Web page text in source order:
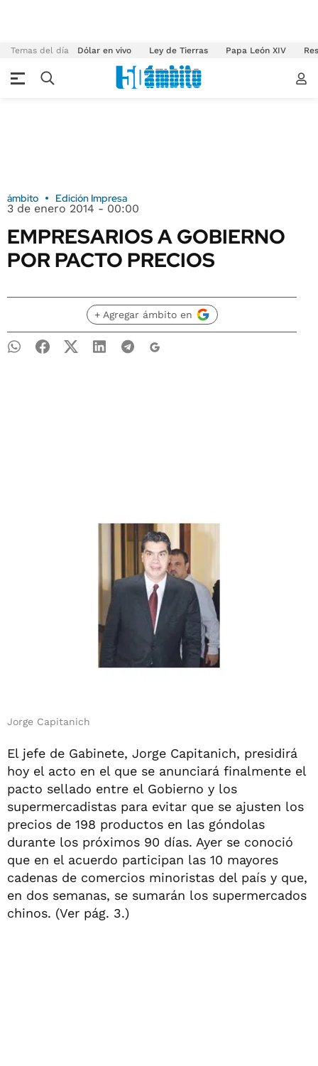
Temas del día Dólar en vivo Ley de Tierras Papa León XIV
ámbito Edición Impresa
3 de enero 2014 - 00:00
EMPRESARIOS A GOBIERNO
POR PACTO PRECIOS
+ Agregar ámbito en
Jorge Capitanich
El jefe de Gabinete, Jorge Capitanich, presidirá
hoy el acto en el que se anunciará finalmente el
pacto sellado entre el Gobierno y los
supermercadistas para evitar que se ajusten los
precios de 198 productos en las góndolas
durante los próximos 90 días. Ayer se conoció
que en el acuerdo participan las 10 mayores
cadenas de comercios minoristas del país y que,
en dos semanas, se sumarán los supermercados
chinos. (Ver pág. 3.)